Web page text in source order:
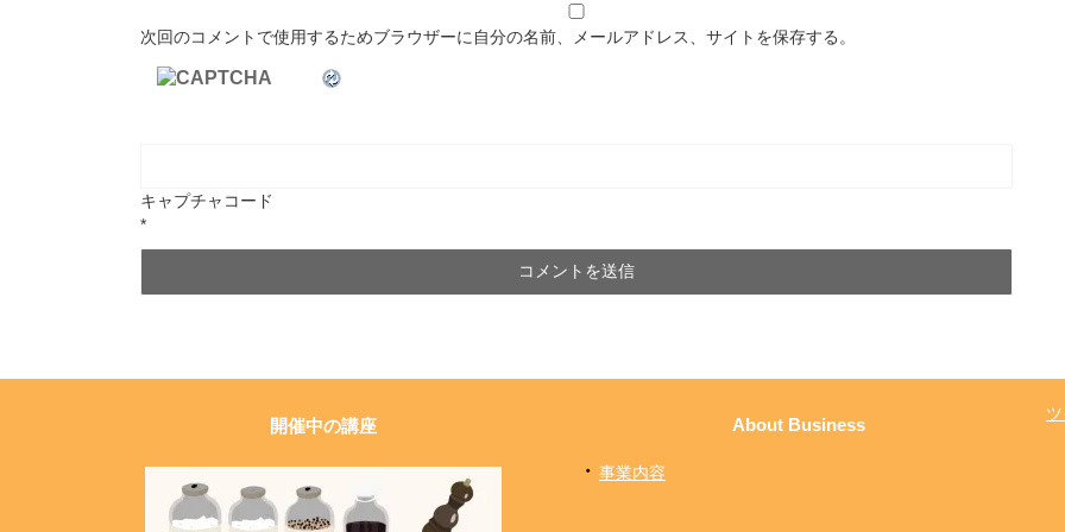
次回のコメントで使用するためブラウザーに自分の名前、メールアドレス、サイトを保存する。
キャプチャコード
*
開催中の講座 About Business
・ 事業内容